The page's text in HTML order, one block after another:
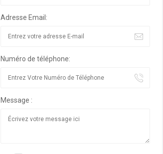
Adresse Email:
Numéro de téléphone:
Message :